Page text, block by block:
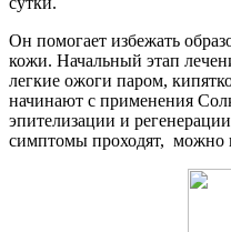
Он помогает избежать
кожи. Начальный этап
легкие ожоги паром,
начинают с применения
эпителизации и
симптомы проходят, можно